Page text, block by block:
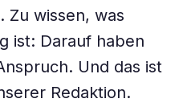
Zu wissen, was
ist: Darauf haben
Und das ist
Redaktion.